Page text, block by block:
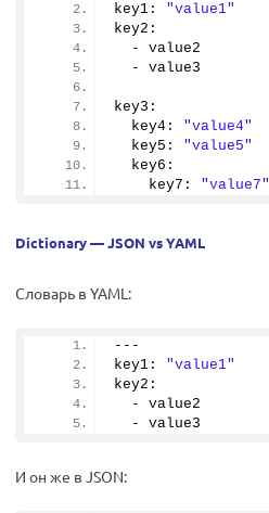
key1: "value1"
key2:
  - value2
  - value3
key3:
  key4:
"value4"
  key5:
"value5"
  key6:
    key7:
"value7"
Dictionary — JSON vs YAML
Словарь в YAML:
---
key1: "value1"
key2:
  - value2
  - value3
И он же в JSON: